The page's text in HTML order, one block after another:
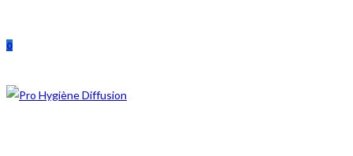
content
0